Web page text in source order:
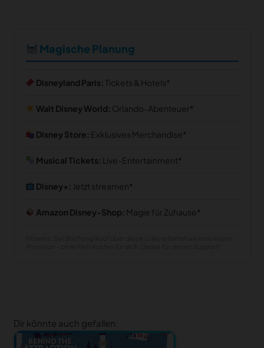
Magische Planung
Disneyland Paris: Tickets & Hotels
Walt Disney World: Orlando-Abenteuer
Disney Store: Exklusives Merchandise
Musical Tickets: Live-Entertainment
Disney+: Jetzt streamen
Amazon Disney-Shop: Magie für Zuhause
Dir könnte auch gefallen: